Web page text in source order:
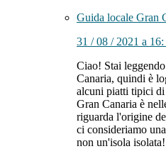
Guida locale Gran
31 / 08 / 2021 a
Ciao! Stai
Canaria, quindi è
alcuni piatti tipici di
Gran Canaria è
riguarda l'origine
ci consideriamo
non un'isola